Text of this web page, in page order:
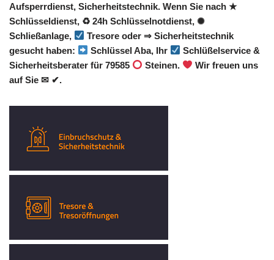
Aufsperrdienst, Sicherheitstechnik. Wenn Sie nach ★
Schlüsseldienst, ♻ 24h Schlüsselnotdienst, ✺
Schließanlage,
Tresore oder ⇒ Sicherheitstechnik
gesucht haben:
Schlüssel Aba, Ihr
Schlüßelservice &
Sicherheitsberater für 79585
Steinen.
Wir freuen uns
auf Sie ✉ ✔.